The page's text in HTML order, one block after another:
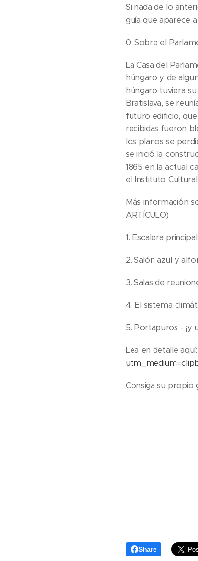
Si nada de lo
guía que aparece
0. Sobre el
La Casa del
húngaro y de
húngaro tuviera
Bratislava, se
futuro edificio, que
recibidas fueron
los planos se
se inició la
1865 en la actual
el Instituto
Más información
ARTÍCULO)
1. Escalera
2. Salón azul y
3. Salas de
4. El sistema
5. Portapuros - ¡y
Lea en detalle aquí:
Consiga su propio
Share